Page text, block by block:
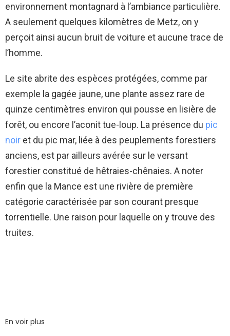
environnement montagnard à l’ambiance particulière.
A seulement quelques kilomètres de Metz, on y
perçoit ainsi aucun bruit de voiture et aucune trace de
l’homme.
Le site abrite des espèces protégées, comme par
exemple la gagée jaune, une plante assez rare de
quinze centimètres environ qui pousse en lisière de
forêt, ou encore l’aconit tue-loup. La présence du pic
noir et du pic mar, liée à des peuplements forestiers
anciens, est par ailleurs avérée sur le versant
forestier constitué de hêtraies-chênaies. A noter
enfin que la Mance est une rivière de première
catégorie caractérisée par son courant presque
torrentielle. Une raison pour laquelle on y trouve des
truites.
En voir plus